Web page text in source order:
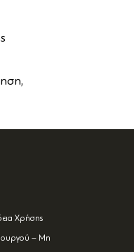
Χρήσης
– Μη